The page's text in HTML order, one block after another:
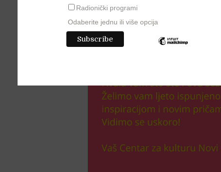
Radionički programi
Odaberite jednu ili više opcija